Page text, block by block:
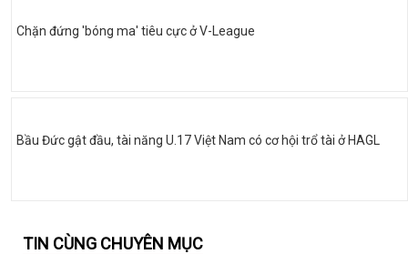
Chặn đứng 'bóng ma' tiêu cực ở V-League
Bầu Đức gật đầu, tài năng U.17 Việt Nam có cơ hội trổ tài ở HAGL
TIN CÙNG CHUYÊN MỤC